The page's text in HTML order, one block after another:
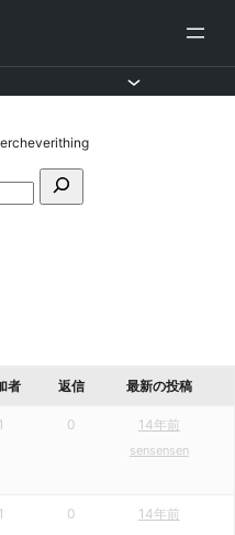
フ
者 返信 最新の投稿
1 0 14年前
sensensen
1 0 14年前